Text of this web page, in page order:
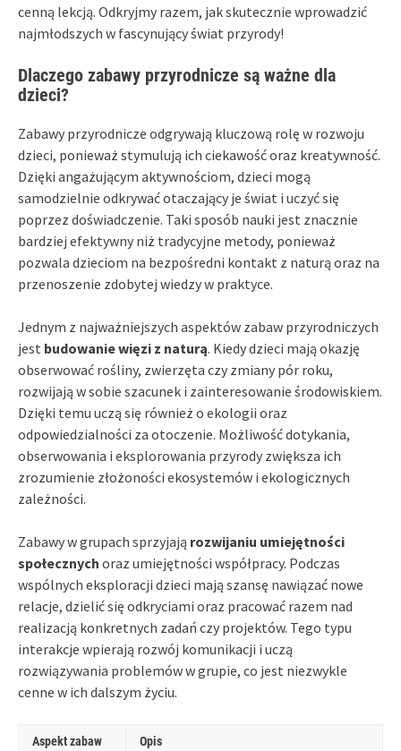
cenną lekcją. Odkryjmy razem, jak skutecznie wprowadzić
najmłodszych w fascynujący świat przyrody!
Dlaczego zabawy przyrodnicze są ważne dla
dzieci?
Zabawy przyrodnicze odgrywają kluczową rolę w rozwoju
dzieci, ponieważ stymulują ich ciekawość oraz kreatywność.
Dzięki angażującym aktywnościom, dzieci mogą
samodzielnie odkrywać otaczający je świat i uczyć się
poprzez doświadczenie. Taki sposób nauki jest znacznie
bardziej efektywny niż tradycyjne metody, ponieważ
pozwala dzieciom na bezpośredni kontakt z naturą oraz na
przenoszenie zdobytej wiedzy w praktyce.
Jednym z najważniejszych aspektów zabaw przyrodniczych
jest budowanie więzi z naturą. Kiedy dzieci mają okazję
obserwować rośliny, zwierzęta czy zmiany pór roku,
rozwijają w sobie szacunek i zainteresowanie środowiskiem.
Dzięki temu uczą się również o ekologii oraz
odpowiedzialności za otoczenie. Możliwość dotykania,
obserwowania i eksplorowania przyrody zwiększa ich
zrozumienie złożoności ekosystemów i ekologicznych
zależności.
Zabawy w grupach sprzyjają rozwijaniu umiejętności
społecznych oraz umiejętności współpracy. Podczas
wspólnych eksploracji dzieci mają szansę nawiązać nowe
relacje, dzielić się odkryciami oraz pracować razem nad
realizacją konkretnych zadań czy projektów. Tego typu
interakcje wpierają rozwój komunikacji i uczą
rozwiązywania problemów w grupie, co jest niezwykle
cenne w ich dalszym życiu.
Aspekt zabaw
Opis